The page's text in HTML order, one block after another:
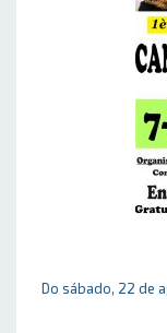
Do sábado, 22 de